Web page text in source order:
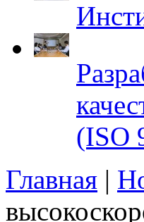
(ISO
Главная |